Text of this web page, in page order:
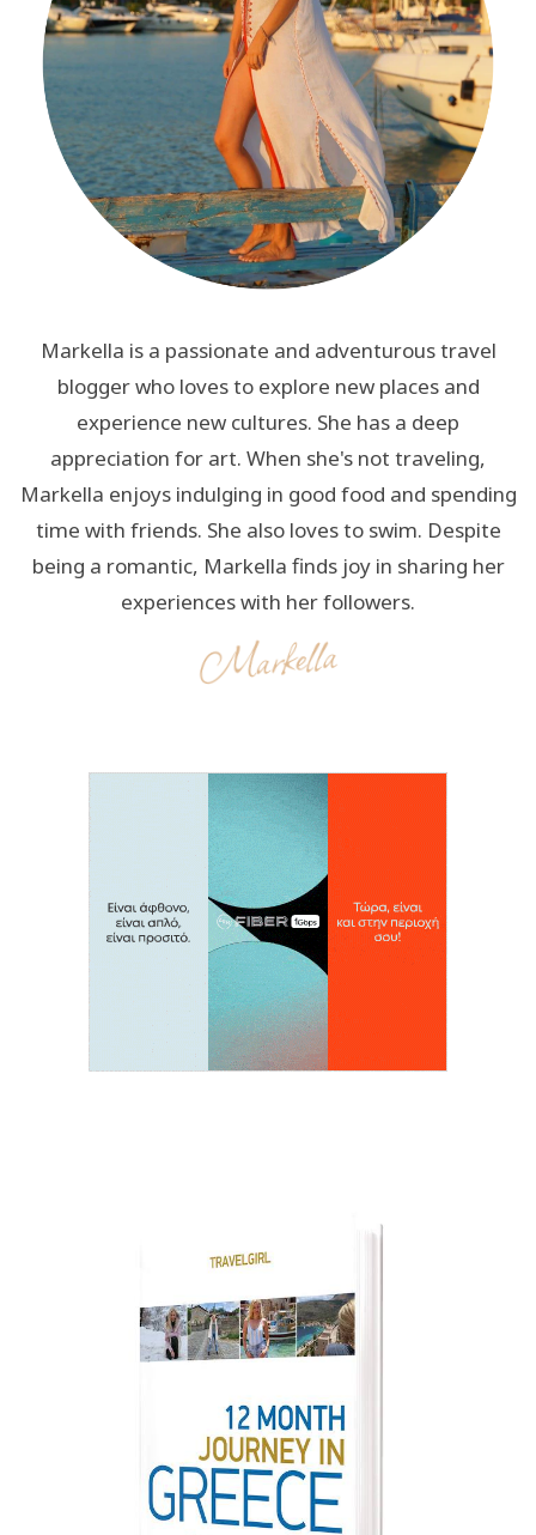
Markella is a passionate and adventurous travel
blogger who loves to explore new places and
experience new cultures. She has a deep
appreciation for art. When she's not traveling,
Markella enjoys indulging in good food and spending
time with friends. She also loves to swim. Despite
being a romantic, Markella finds joy in sharing her
experiences with her followers.